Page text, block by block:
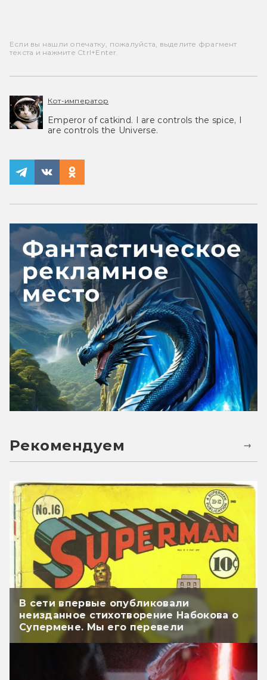
Если вы нашли опечатку, пожалуйста, выделите фрагмент
текста и нажмите Ctrl+Enter.
Кот-император
Emperor of catkind. I are controls the spice, I
are controls the Universe.
Рекомендуем
В сети впервые опубликовали
неизданное стихотворение Набокова о
Супермене. Мы его перевели